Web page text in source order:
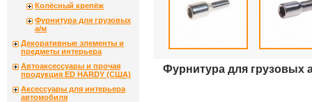
Фурнитура для грузовых
Колёсный крепёж
Фурнитура для грузовых
а/м
Декоративные элементы и
предметы интерьера
Автоаксессуары и прочая
продукция ED HARDY (США)
Аксессуары для интерьера
автомобиля